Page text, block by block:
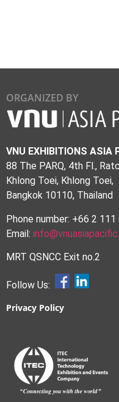
ORGANIZED BY
VNU EXHIBITIONS ASIA
88 The PARQ, 4th Fl.,
Khlong Toei, Khlong Toei,
Bangkok 10110, Thailand
Phone number: +66 2 111
Email:
MRT QSNCC Exit no.2
Follow Us:
Privacy Policy